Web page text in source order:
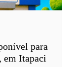
para
em Itapaci